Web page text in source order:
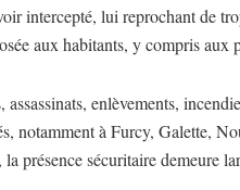
intercepté, lui reprochant de
aux habitants, y compris aux
assassinats, enlèvements,
notamment à Furcy, Galette,
la présence sécuritaire demeure